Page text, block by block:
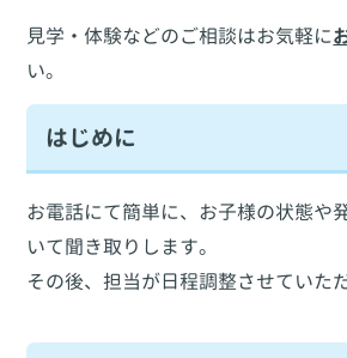
見学・体験などのご相談はお気軽に
い。
はじめに
お電話にて簡単に、お子様の状態や
いて聞き取りします。
その後、担当が日程調整させていた